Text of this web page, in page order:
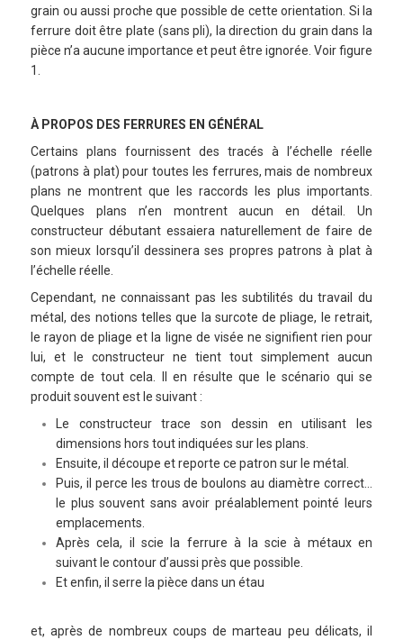
grain ou aussi proche que possible de cette orientation. Si la
ferrure doit être plate (sans pli), la direction du grain dans la
pièce n’a aucune importance et peut être ignorée. Voir figure
1.
À PROPOS DES FERRURES EN GÉNÉRAL
Certains plans fournissent des tracés à l’échelle réelle
(patrons à plat) pour toutes les ferrures, mais de nombreux
plans ne montrent que les raccords les plus importants.
Quelques plans n’en montrent aucun en détail. Un
constructeur débutant essaiera naturellement de faire de
son mieux lorsqu’il dessinera ses propres patrons à plat à
l’échelle réelle.
Cependant, ne connaissant pas les subtilités du travail du
métal, des notions telles que la surcote de pliage, le retrait,
le rayon de pliage et la ligne de visée ne signifient rien pour
lui, et le constructeur ne tient tout simplement aucun
compte de tout cela. Il en résulte que le scénario qui se
produit souvent est le suivant :
Le constructeur trace son dessin en utilisant les
dimensions hors tout indiquées sur les plans.
Ensuite, il découpe et reporte ce patron sur le métal.
Puis, il perce les trous de boulons au diamètre correct…
le plus souvent sans avoir préalablement pointé leurs
emplacements.
Après cela, il scie la ferrure à la scie à métaux en
suivant le contour d’aussi près que possible.
Et enfin, il serre la pièce dans un étau
et,après de nombreux coups de marteau peu délicats, il